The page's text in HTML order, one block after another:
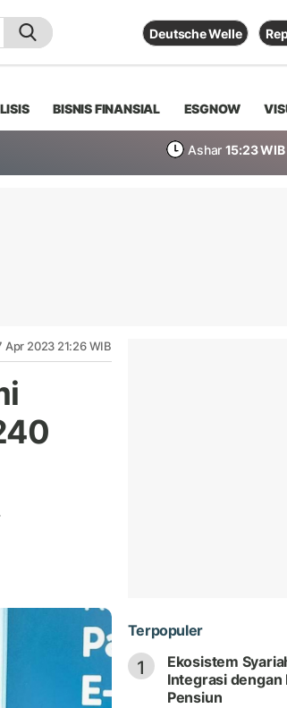
Deutsche Welle
BISNIS FINANSIAL ESGNOW
Ashar 15:23 WIB
Apr 2023 21:26 WIB
Terpopuler
1
Ekosistem
Integrasi dengan
Pensiun